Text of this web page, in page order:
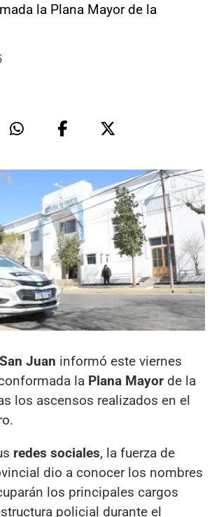
la Plana Mayor de la
Juan informó este viernes
la Plana Mayor de la
los ascensos realizados en el
redes sociales, la fuerza de
dio a conocer los nombres
los principales cargos
policial durante el